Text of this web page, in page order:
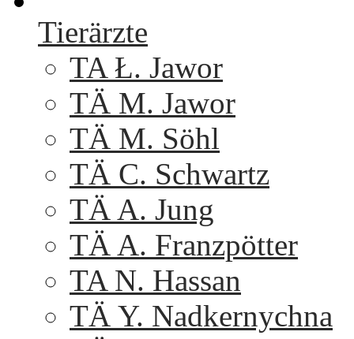
Tierärzte
TA Ł. Jawor
TÄ M. Jawor
TÄ M. Söhl
TÄ C. Schwartz
TÄ A. Jung
TÄ A. Franzpötter
TA N. Hassan
TÄ Y. Nadkernychna